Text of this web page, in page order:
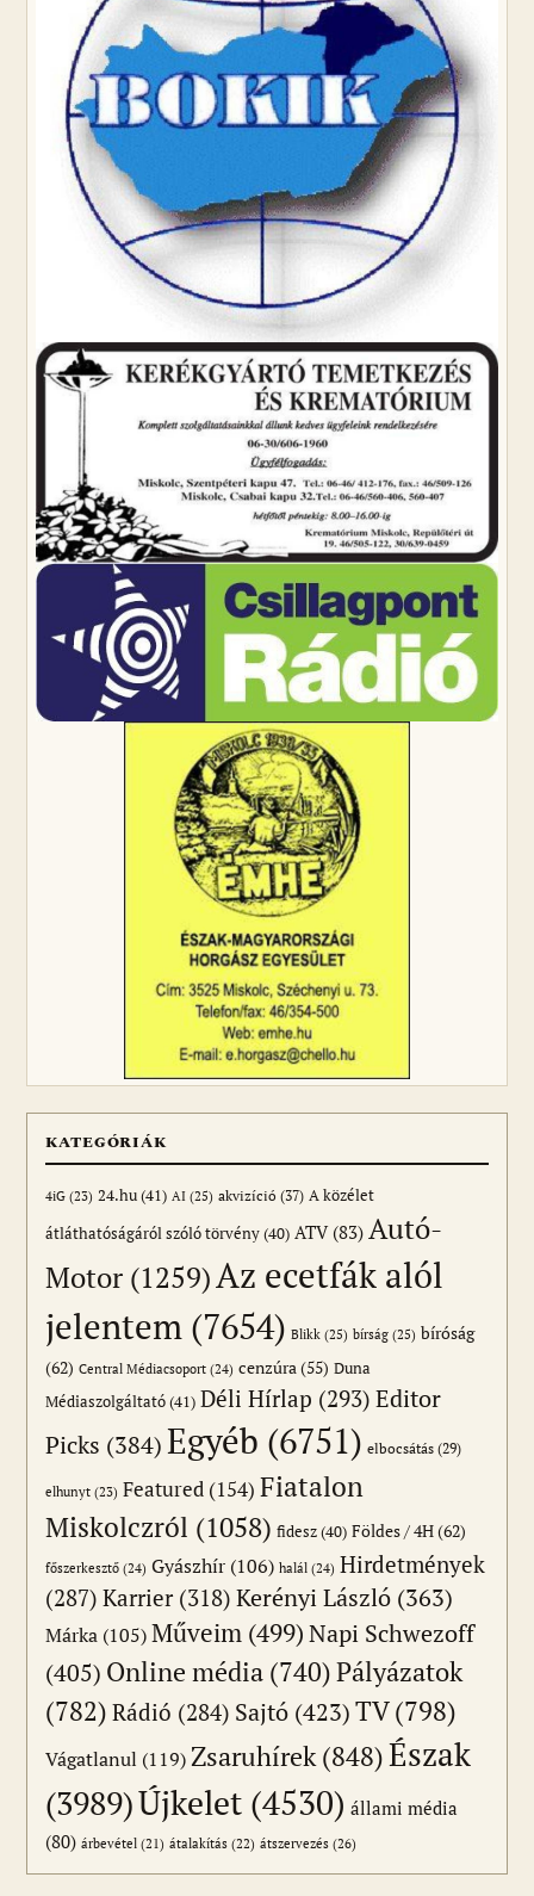
KATEGÓRIÁK
4iG (23) 24.hu(41) AI (25) akvizíció (37) A közélet
átláthatóságáról szóló törvény(40) ATV(83) Autó-
Motor (1259)Az ecetfák alól
jelentem (7654) Blikk (25) bírság (25) bíróság
(62) Central Médiacsoport (24) cenzúra (55) Duna
Médiaszolgáltató(41) Déli Hírlap (293) Editor
Picks (384)Egyéb (6751) elbocsátás (29)
elhunyt (23) Featured (154) Fiatalon
Miskolczról (1058) fidesz(40) Földes / 4H(62)
főszerkesztő (24) Gyászhír (106) halál (24) Hirdetmények
(287) Karrier(318) Kerényi László (363)
Márka (105) Műveim (499)Napi Schwezoff
(405) Online média (740)Pályázatok
(782) Rádió (284) Sajtó (423)TV(798)
Vágatlanul (119) Zsaruhírek (848)Észak
(3989)Újkelet (4530) állami média
(80) árbevétel (21) átalakítás (22) átszervezés (26)